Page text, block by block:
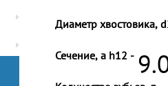
Диаметр хвостовика,
Сечение, a h12 -